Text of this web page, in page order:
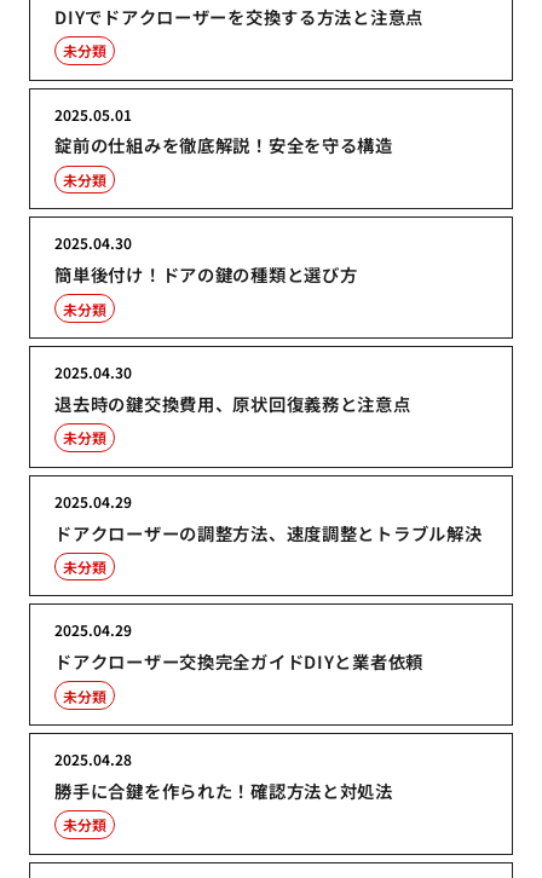
DIYでドアクローザーを交換する方法と注意点
未分類
錠前の仕組みを徹底解説！安全を守る構造
2025.05.01
未分類
簡単後付け！ドアの鍵の種類と選び方
2025.04.30
未分類
退去時の鍵交換費用、原状回復義務と注意点
2025.04.30
未分類
ドアクローザーの調整方法、速度調整とトラブル解決
2025.04.29
未分類
ドアクローザー交換完全ガイドDIYと業者依頼
2025.04.29
未分類
勝手に合鍵を作られた！確認方法と対処法
2025.04.28
未分類